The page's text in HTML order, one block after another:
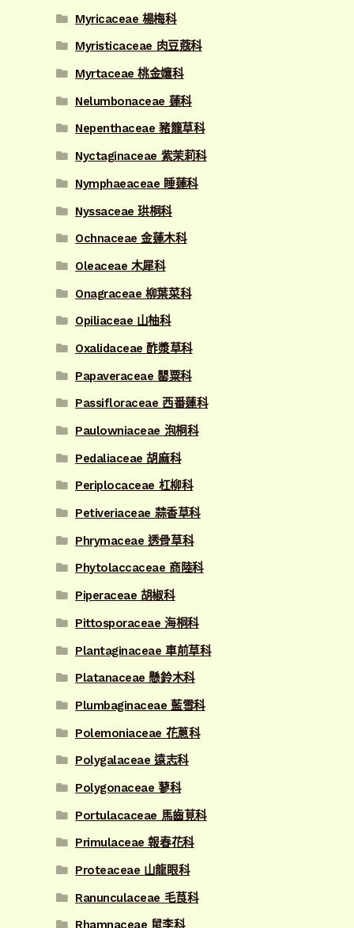
Myricaceae 楊梅科
Myristicaceae 肉豆蔻科
Myrtaceae 桃金孃科
Nelumbonaceae 蓮科
Nepenthaceae 豬籠草科
Nyctaginaceae 紫茉莉科
Nymphaeaceae 睡蓮科
Nyssaceae 珙桐科
Ochnaceae 金蓮木科
Oleaceae 木犀科
Onagraceae 柳葉菜科
Opiliaceae 山柚科
Oxalidaceae 酢漿草科
Papaveraceae 罌粟科
Passifloraceae 西番蓮科
Paulowniaceae 泡桐科
Pedaliaceae 胡麻科
Periplocaceae 杠柳科
Petiveriaceae 蒜香草科
Phrymaceae 透骨草科
Phytolaccaceae 商陸科
Piperaceae 胡椒科
Pittosporaceae 海桐科
Plantaginaceae 車前草科
Platanaceae 懸鈴木科
Plumbaginaceae 藍雪科
Polemoniaceae 花蔥科
Polygalaceae 遠志科
Polygonaceae 蓼科
Portulacaceae 馬齒莧科
Primulaceae 報春花科
Proteaceae 山龍眼科
Ranunculaceae 毛茛科